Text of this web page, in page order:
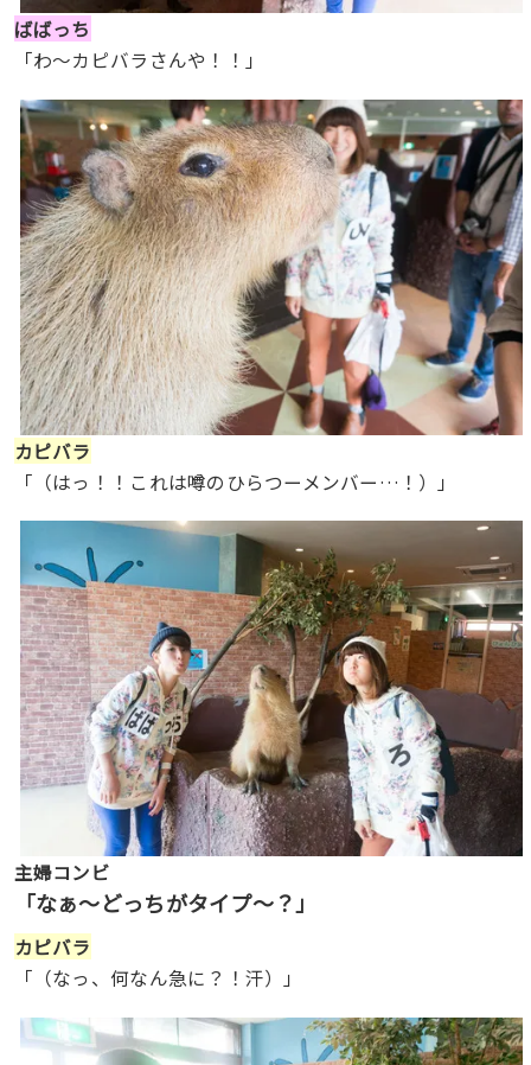
ばばっち
「わ〜カピバラさんや！！」
カピバラ
「（はっ！！これは噂のひらつーメンバー…！）」
主婦コンビ
「なぁ〜どっちがタイプ〜？」
カピバラ
「（なっ、何なん急に？！汗）」